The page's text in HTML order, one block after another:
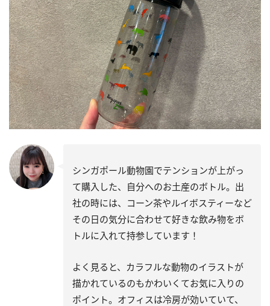
シンガポール動物園でテンションが上がっ
て購入した、自分へのお土産のボトル。出
社の時には、コーン茶やルイボスティーなど
その日の気分に合わせて好きな飲み物をボ
トルに入れて持参しています！
よく見ると、カラフルな動物のイラストが
描かれているのもかわいくてお気に入りの
ポイント。オフィスは冷房が効いていて、